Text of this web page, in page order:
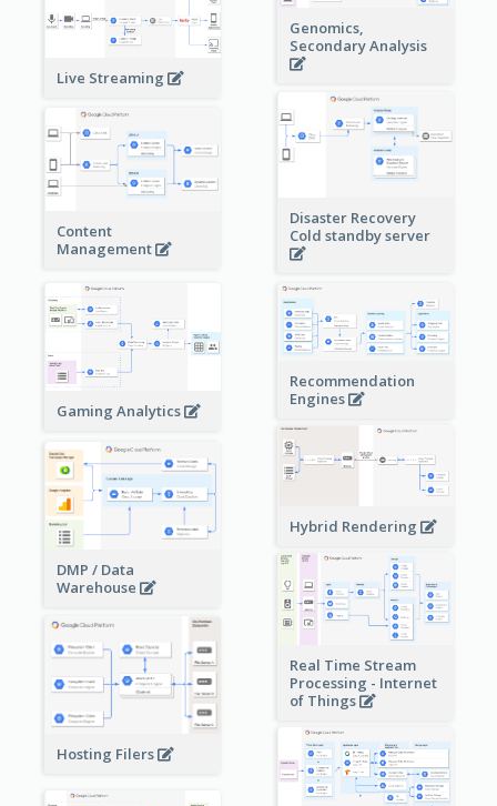
Genomics,
Secondary Analysis
Live Streaming
Disaster Recovery
Cold standby server
Content
Management
Gaming Analytics
Recommendation
Engines
Hybrid Rendering
DMP / Data
Warehouse
Real Time Stream
Processing - Internet
of Things
Hosting Filers